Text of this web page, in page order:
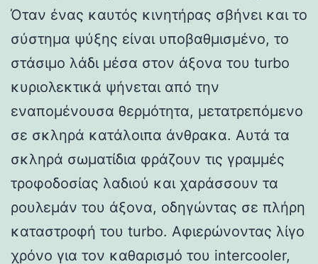
Όταν ένας καυτός κινητήρας σβήνει και το
σύστημα ψύξης είναι υποβαθμισμένο, το
στάσιμο λάδι μέσα στον άξονα του turbo
κυριολεκτικά ψήνεται από την
εναπομένουσα θερμότητα, μετατρεπόμενο
σε σκληρά κατάλοιπα άνθρακα. Αυτά τα
σκληρά σωματίδια φράζουν τις γραμμές
τροφοδοσίας λαδιού και χαράσσουν τα
ρουλεμάν του άξονα, οδηγώντας σε πλήρη
καταστροφή του turbo. Αφιερώνοντας λίγο
χρόνο για τον καθαρισμό του intercooler,